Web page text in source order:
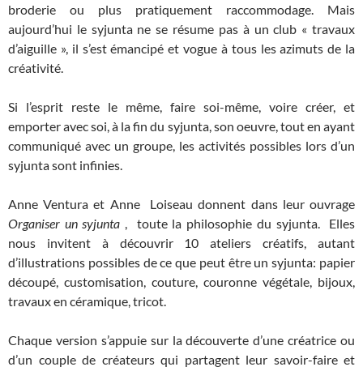
broderie ou plus pratiquement raccommodage. Mais
aujourd’hui le syjunta ne se résume pas à un club « travaux
d’aiguille », il s’est émancipé et vogue à tous les azimuts de la
créativité.
Si l’esprit reste le même, faire soi-même, voire créer, et
emporter avec soi, à la fin du syjunta, son oeuvre, tout en ayant
communiqué avec un groupe, les activités possibles lors d’un
syjunta sont infinies.
Anne Ventura et Anne Loiseau donnent dans leur ouvrage
Organiser un syjunta , toute la philosophie du syjunta. Elles
nous invitent à découvrir 10 ateliers créatifs, autant
d’illustrations possibles de ce que peut être un syjunta: papier
découpé, customisation, couture, couronne végétale, bijoux,
travaux en céramique, tricot.
Chaque version s’appuie sur la découverte d’une créatrice ou
d’un couple de créateurs qui partagent leur savoir-faire et